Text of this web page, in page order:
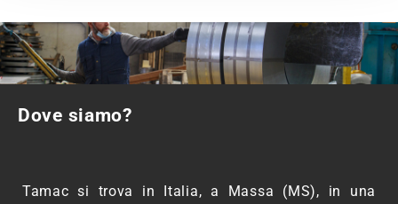
Dove siamo?
Tamac si trova in Italia, a Massa (MS), in una